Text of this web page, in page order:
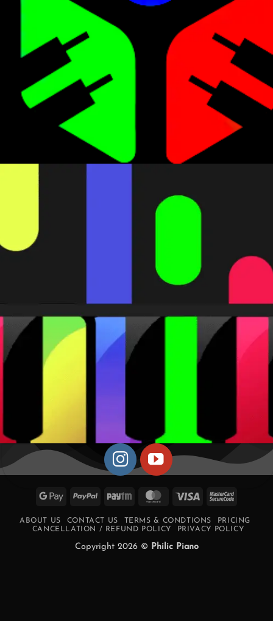
Google PayPal Paytm MasterCard
Visa
ABOUT US CONTACT US TERMS & CONDTIONS
PRICING
CANCELLATION / REFUND POLICY
PRIVACY POLICY
Copyright 2026 © Philic Piano